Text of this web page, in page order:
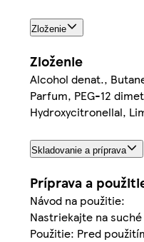
Zloženie
Zloženie
Alcohol denat.,
Parfum, PEG-12
Hydroxycitronellal,
Skladovanie a príprava
Príprava a
Návod na použitie:
Nastriekajte na
Použitie: Pred